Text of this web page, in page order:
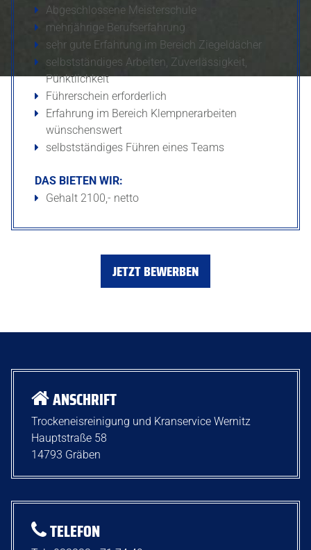
Abgeschlossene Meisterschule
mehrjährige Berufserfahrung
sehr gute Erfahrung im Bereich Ziegeldächer
selbstständiges Arbeiten, Zuverlässigkeit,
Pünktlichkeit
Führerschein erforderlich
Erfahrung im Bereich Klempnerarbeiten
wünschenswert
selbstständiges Führen eines Teams
DAS BIETEN WIR:
Gehalt 2100,- netto
JETZT BEWERBEN
ANSCHRIFT
Trockeneisreinigung und Kranservice Wernitz
Hauptstraße 58
14793 Gräben
TELEFON